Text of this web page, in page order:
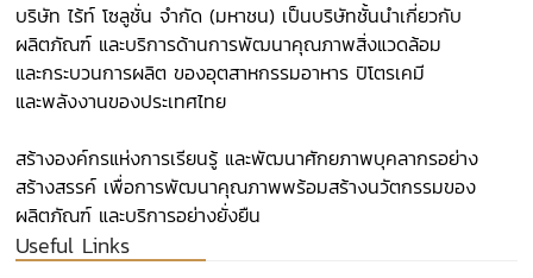
บริษัท ไร้ท์ โซลูชั่น จำกัด (มหาชน) เป็นบริษัทชั้นนำเกี่ยวกับ
ผลิตภัณฑ์ และบริการด้านการพัฒนาคุณภาพสิ่งแวดล้อม
และกระบวนการผลิต ของอุตสาหกรรมอาหาร ปิโตรเคมี
และพลังงานของประเทศไทย​
สร้างองค์กรแห่งการเรียนรู้ และพัฒนาศักยภาพบุคลากรอย่าง
สร้างสรรค์ เพื่อการพัฒนาคุณภาพพร้อมสร้างนวัตกรรมของ
ผลิตภัณฑ์ และบริการอย่างยั่งยืน
Useful Links